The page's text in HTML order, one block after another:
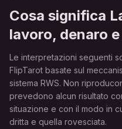
Cosa significa
lavoro, denaro
Le interpretazioni seguenti
FlipTarot basate sul
sistema RWS. Non
prevedono alcun risultato
situazione e con il modo in
dritta e quella rovesciata.